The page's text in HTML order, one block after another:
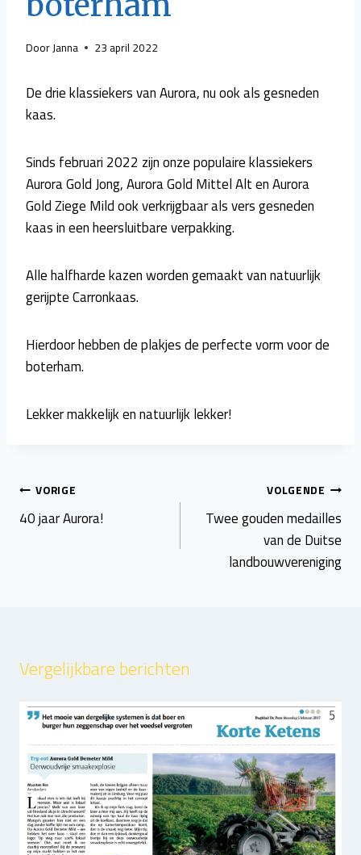
Door Janna 23 april 2022
De drie klassiekers van Aurora, nu ook als gesneden
kaas.
Sinds februari 2022 zijn onze populaire klassiekers
Aurora Gold Jong, Aurora Gold Mittel Alt en Aurora
Gold Ziege Mild ook verkrijgbaar als vers gesneden
kaas in een heersluitbare verpakking.
Alle halfharde kazen worden gemaakt van natuurlijk
gerijpte Carronkaas.
Hierdoor hebben de plakjes de perfecte vorm voor de
boterham.
Lekker makkelijk en natuurlijk lekker!
Bericht
navigatie
VORIGE
40 jaar Aurora!
VOLGENDE
Twee gouden medailles
van de Duitse
landbouwvereniging
Vergelijkbare berichten